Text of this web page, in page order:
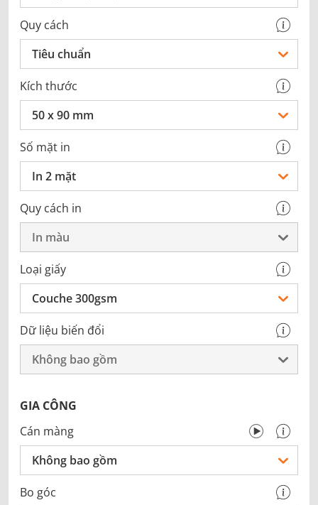
Quy cách
Tiêu chuẩn
Kích thước
50 x 90 mm
Số mặt in
In 2 mặt
Quy cách in
In màu
Loại giấy
Couche 300gsm
Dữ liệu biến đổi
Không bao gồm
GIA CÔNG
Cán màng
Không bao gồm
Bo góc